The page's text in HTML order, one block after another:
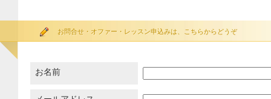
お問合せ・オファー・レッスン申込みは、こちらからどうぞ
お名前